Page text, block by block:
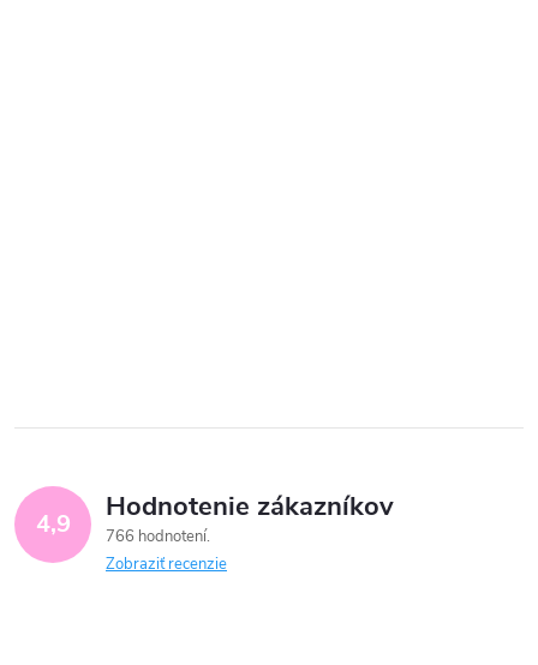
4,9 Hodnotenie zákazníkov
766 hodnotení
Zobraziť recenzie